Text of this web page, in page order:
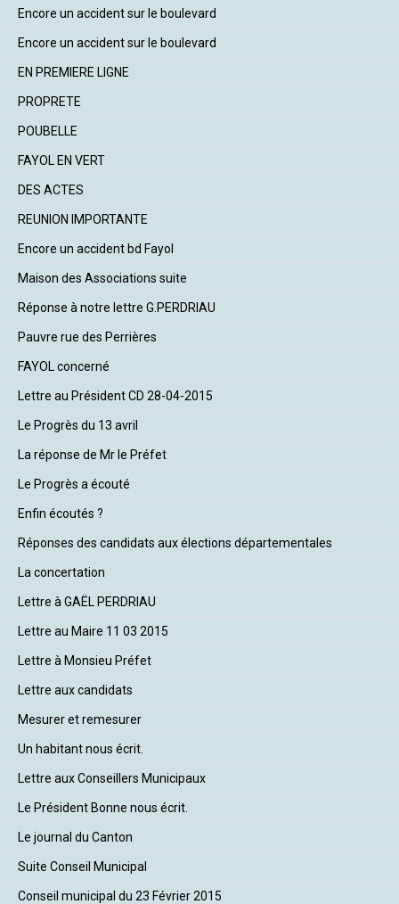
Encore un accident sur le boulevard
Encore un accident sur le boulevard
EN PREMIERE LIGNE
PROPRETE
POUBELLE
FAYOL EN VERT
DES ACTES
REUNION IMPORTANTE
Encore un accident bd Fayol
Maison des Associations suite
Réponse à notre lettre G.PERDRIAU
Pauvre rue des Perrières
FAYOL concerné
Lettre au Président CD 28-04-2015
Le Progrès du 13 avril
La réponse de Mr le Préfet
Le Progrès a écouté
Enfin écoutés ?
Réponses des candidats aux élections départementales
La concertation
Lettre à GAËL PERDRIAU
Lettre au Maire 11 03 2015
Lettre à Monsieu Préfet
Lettre aux candidats
Mesurer et remesurer
Un habitant nous écrit.
Lettre aux Conseillers Municipaux
Le Président Bonne nous écrit.
Le journal du Canton
Suite Conseil Municipal
Conseil municipal du 23 Février 2015